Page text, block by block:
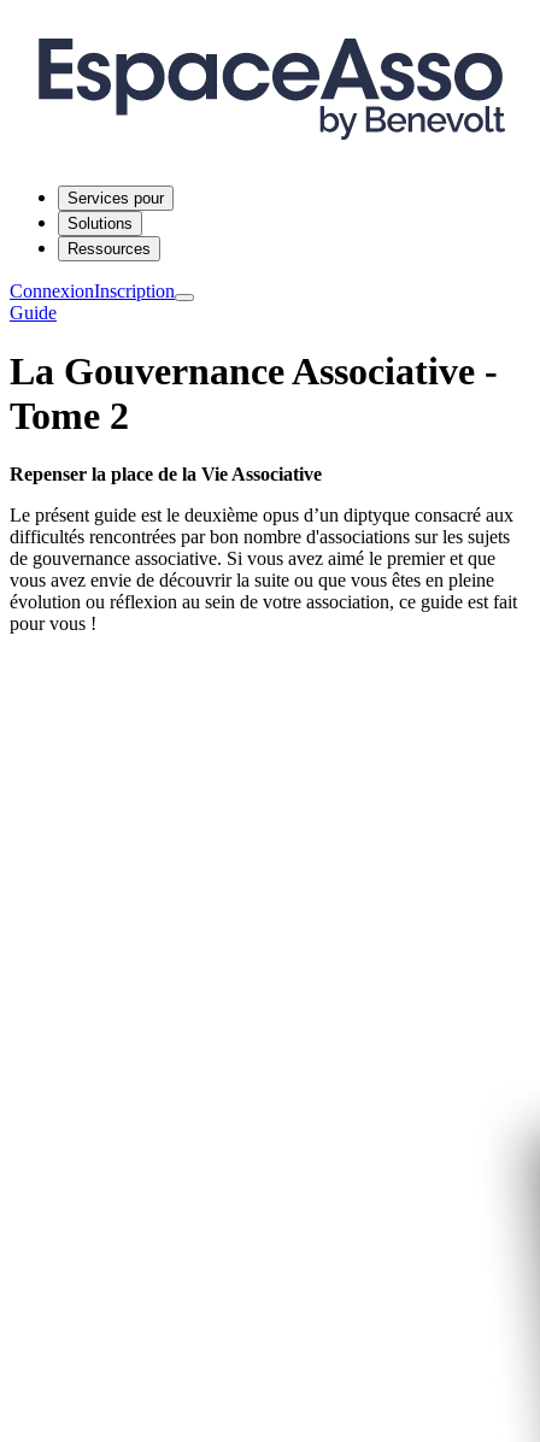
Services pour
Solutions
Ressources
ConnexionInscription
Guide
La Gouvernance Associative -
Tome 2
Repenser la place de la Vie Associative
Le présent guide est le deuxième opus d’un diptyque consacré aux
difficultés rencontrées par bon nombre d'associations sur les sujets
de gouvernance associative. Si vous avez aimé le premier et que
vous avez envie de découvrir la suite ou que vous êtes en pleine
évolution ou réflexion au sein de votre association, ce guide est fait
pour vous !